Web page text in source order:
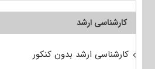
کارشناسی ارشد
کارشناسی ارشد بدون کنکور